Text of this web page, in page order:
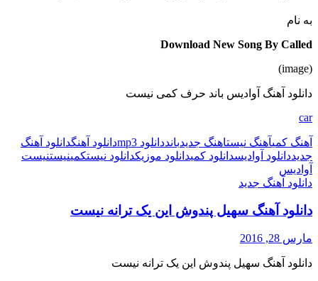
به نام
Download New Song By Called
(image)
دانلود آهنگ آوادیس باند حرف کمی نیست
car
آهنگ کمیآهنگ نیستاهنگ جدیدبانددانلود mp3 دانلود آهنگدانلود آهنگ
جدیددانلود آوادیسدانلود کمیدانلود موزیکدانلود نیستکمینیستنیست
آوادیس
دانلود آهنگ جدید
دانلود آهنگ سهیل پندوش این یک ترانه نیست
مارس 28, 2016
دانلود آهنگ سهیل پندوش این یک ترانه نیست